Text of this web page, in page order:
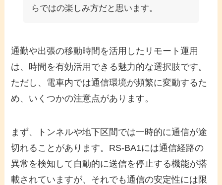
らではの楽しみ方だと思います。
通勤や出張の移動時間を活用したリモート運用
は、時間を有効活用できる魅力的な選択肢です。
ただし、電車内では通信環境が頻繁に変動するた
め、いくつかの注意点があります。
まず、トンネルや地下区間では一時的に通信が途
切れることがあります。RS-BA1には通信経路の
異常を検知して自動的に送信を停止する機能が搭
載されていますが、それでも通信の安定性には限